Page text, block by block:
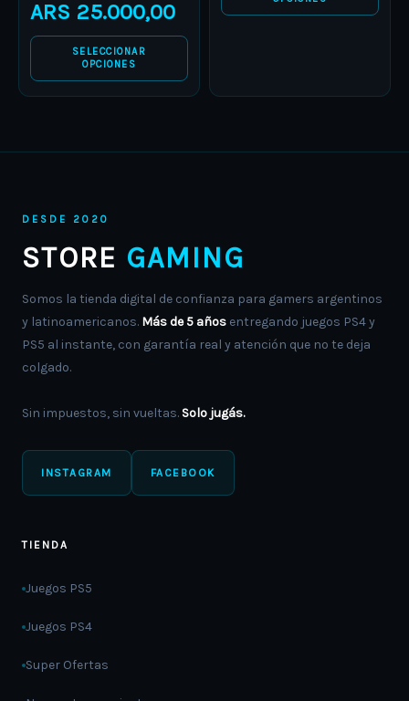
ARS 25.000,00
SELECCIONAR
OPCIONES
product
page
product
DESDE 2020
STORE GAMING
Somos la tienda digital de confianza para gamers argentinos
y latinoamericanos. Más de 5 años entregando juegos PS4 y
PS5 al instante, con garantía real y atención que no te deja
colgado.
Sin impuestos, sin vueltas. Solo jugás.
INSTAGRAM FACEBOOK
TIENDA
Juegos PS5
Juegos PS4
Super Ofertas